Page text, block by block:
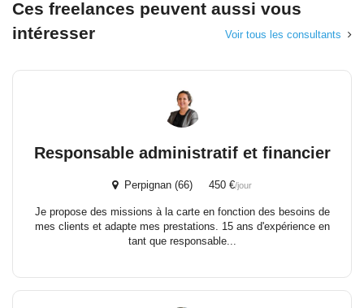
Ces freelances peuvent aussi vous
intéresser
Voir tous les consultants
Responsable administratif et financier
Perpignan (66) 450 €/jour
Je propose des missions à la carte en fonction des besoins de
mes clients et adapte mes prestations. 15 ans d'expérience en
tant que responsable...